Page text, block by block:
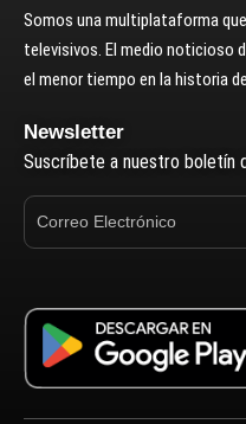
Somos una multiplataforma
televisivos. El medio noticioso
el menor tiempo en la historia
Newsletter
Suscríbete a nuestro boletín